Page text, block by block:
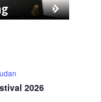
2026